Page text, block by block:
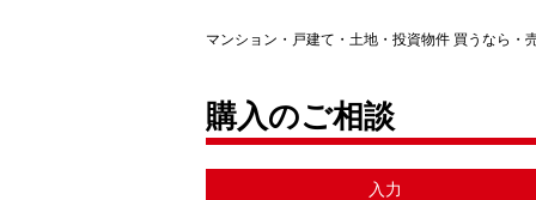
マンション・戸建て・土地・投資物件 買うなら・
購入のご相談
入力